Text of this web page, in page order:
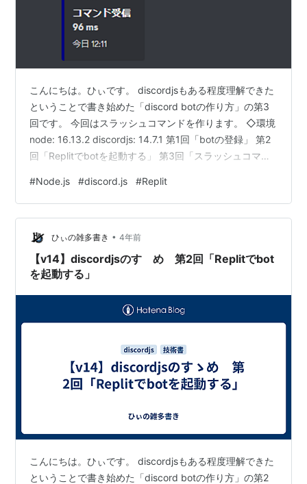
こんにちは。ひぃです。 discordjsもある程度理解できた
ということで書き始めた「discord botの作り方」の第3
回です。 今回はスラッシュコマンドを作ります。 ◇環境
node: 16.13.2 discordjs: 14.7.1 第1回「botの登録」 第2
回「Replitでbotを起動する」 第3回「スラッシュコマン
ンハンドラの作成）」 第5回「inviteコマンドの実装」 第
6回「24時間運用していくために」 3．スラッシュコマン
ドの実装 今回目指す成果 ファイル作成 index.js (18) ス
ラッシュコマンド登録処理 …
#Node.js #discord.js #Replit
ひぃの雑多書き • 4年前
【v14】discordjsのすゝめ 第2回「Replitでbot
を起動する」
こんにちは。ひぃです。 discordjsもある程度理解できた
ということで書き始めた「discord botの作り方」の第2